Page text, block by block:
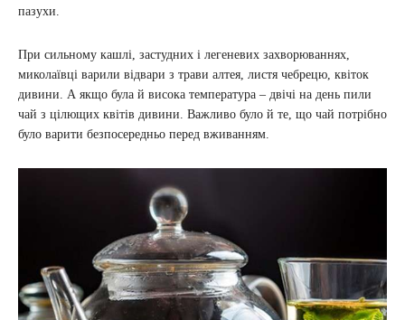
пазухи.
При сильному кашлі, застудних і легеневих захворюваннях,
миколаївці варили відвари з трави алтея, листя чебрецю, квіток
дивини. А якщо була й висока температура – двічі на день пили
чай з цілющих квітів дивини. Важливо було й те, що чай потрібно
було варити безпосередньо перед вживанням.